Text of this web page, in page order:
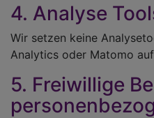
4. Analyse
Wir setzen keine
Analytics oder Matomo
5. Freiwillige